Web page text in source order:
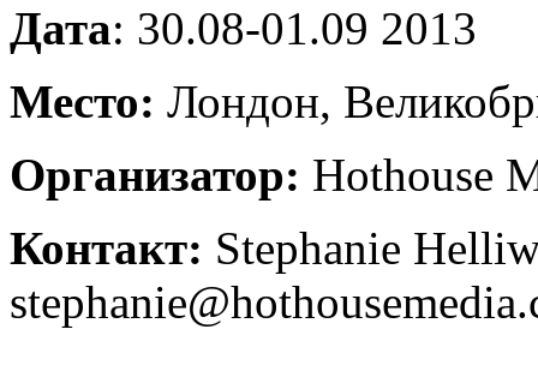
Дата: 30.08-01.09 2013
Место: Лондон,
Организатор: Hothouse
Контакт: Stephanie